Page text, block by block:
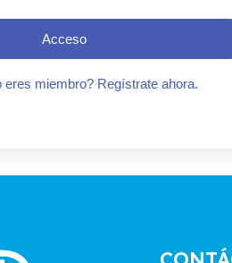
Acceso
eres miembro? Regístrate ahora.